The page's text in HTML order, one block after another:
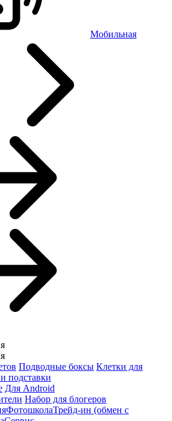
Мобильная
Подводные боксы Клетки для
подставки
Для Android
Набор для блогеров
ФотошколаТрейд-ин (обмен с